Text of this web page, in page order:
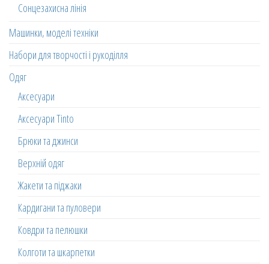
Сонцезахисна лінія
Машинки, моделі техніки
Набори для творчості і рукоділля
Одяг
Аксесуари
Аксесуари Tinto
Брюки та джинси
Верхній одяг
Жакети та піджаки
Кардигани та пуловери
Ковдри та пелюшки
Колготи та шкарпетки